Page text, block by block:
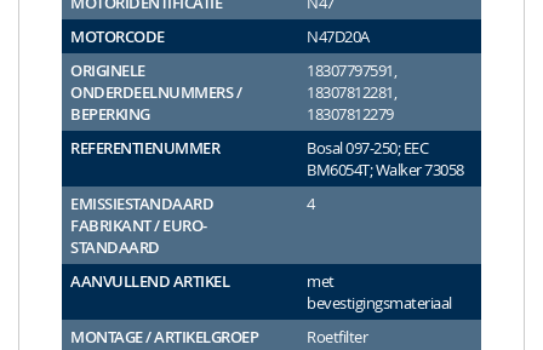
MOTORCODE
N47D20A
ORIGINELE
ONDERDEELNUMMERS /
BEPERKING
18307797591,
18307812281,
18307812279
REFERENTIENUMMER
Bosal 097-250; EEC
BM6054T; Walker 73058
EMISSIESTANDAARD
FABRIKANT / EURO-
STANDAARD
4
AANVULLEND ARTIKEL
met
bevestigingsmateriaal
MONTAGE / ARTIKELGROEP
Roetfilter